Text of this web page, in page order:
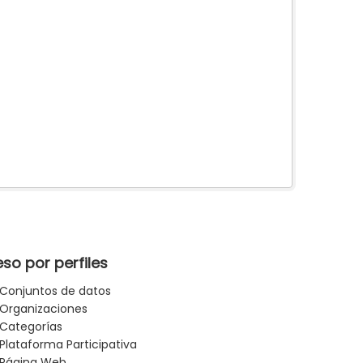
por perfiles
Conjuntos de datos
Organizaciones
Categorías
Plataforma Participativa